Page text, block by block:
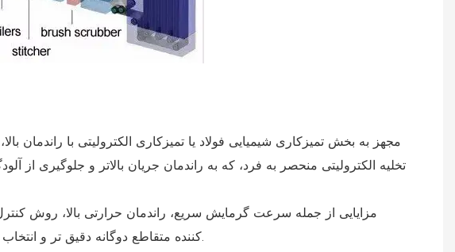
تخلیه الکترولیتی منحصر به فرد، که به راندمان جریان بالاتر و جلوگیری
کننده متقاطع دوگانه دقیق تر و انتخاب مواد نسوز ویژه را دارد که می تواند به طور قابل توجهی اثر عایق و عمر مفید منطقه دمای بالا را بهبود بخشد.